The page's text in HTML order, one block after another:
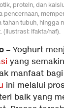
protein, dan
pencernaan,
tahan tubuh, hingga
(Ilustrasi: Ifakta/naf).
– Yoghurt
yang
manfaat
ini melalui
baik yang